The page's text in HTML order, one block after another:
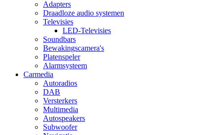
Adapters
Draadloze audio systemen
Televisies
LED-Televisies
Soundbars
Bewakingscamera's
Platenspeler
Alarmsysteem
Carmedia
Autoradios
DAB
Versterkers
Multimedia
Autospeakers
Subwoofer